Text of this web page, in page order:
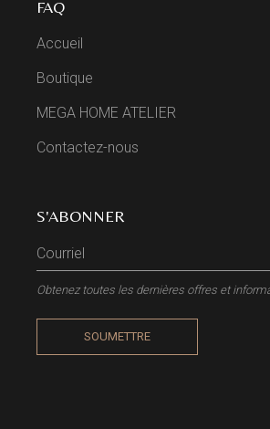
FAQ
Accueil
Boutique
MEGA HOME ATELIER
Contactez-nous
S'ABONNER
Obtenez toutes les dernières offres et
SOUMETTRE